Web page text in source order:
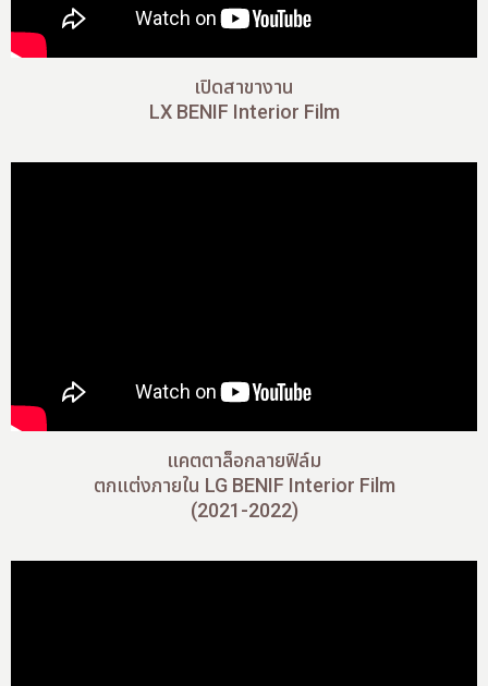
เปิดสาขางาน
LX BENIF Interior Film
แคตตาล็อกลายฟิล์ม
ตกแต่งภายใน LG BENIF Interior Film
(2021-2022)